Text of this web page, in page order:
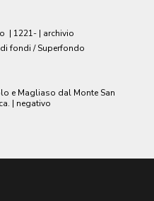
| 1221- | archivio
fondi / Superfondo
e Magliaso dal Monte San
| negativo